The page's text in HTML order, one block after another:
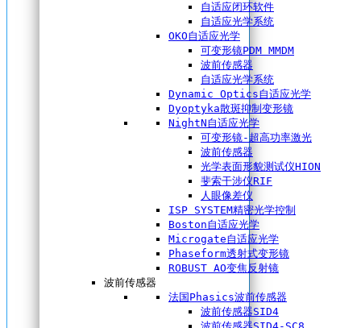
自适应闭环软件
自适应光学系统
OKO自适应光学
可变形镜PDM MMDM
波前传感器
自适应光学系统
Dynamic Optics自适应光学
Dyoptyka散斑抑制变形镜
NightN自适应光学
可变形镜-超高功率激光
波前传感器
光学表面形貌测试仪HION
斐索干涉仪RIF
人眼像差仪
ISP SYSTEM精密光学控制
Boston自适应光学
Microgate自适应光学
Phaseform透射式变形镜
ROBUST AO变焦反射镜
波前传感器
法国Phasics波前传感器
波前传感器SID4